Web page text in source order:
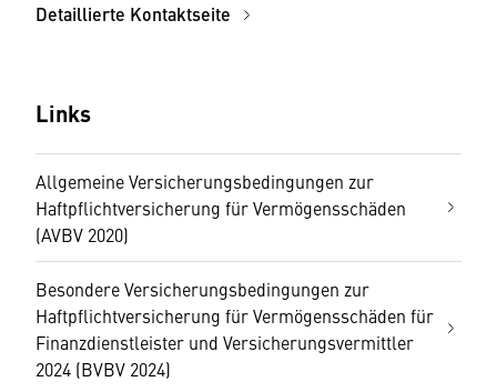
Detaillierte Kontaktseite
Links
Allgemeine Versicherungsbedingungen zur
Haftpflichtversicherung für Vermögensschäden
(AVBV 2020)
Besondere Versicherungsbedingungen zur
Haftpflichtversicherung für Vermögensschäden für
Finanzdienstleister und Versicherungsvermittler
2024 (BVBV 2024)